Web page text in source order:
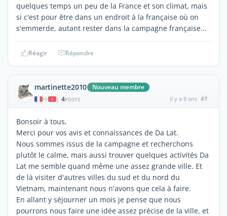
quelques temps un peu de la France et son climat, mais
si c'est pour être dans un endroit à la française où on
s'emmerde, autant rester dans la campagne française...
Réagir Répondre
martinette2010 Nouveau membre
| 4POSTS il y a 8 ans #7
Bonsoir à tous,
Merci pour vos avis et connaissances de Da Lat.
Nous sommes issus de la campagne et recherchons
plutôt le calme, mais aussi trouver quelques activités Da
Lat me semble quand même une assez grande ville. Et
de là visiter d'autres villes du sud et du nord du
Vietnam, maintenant nous n'avons que cela à faire.
En allant y séjourner un mois je pense que nous
pourrons nous faire une idée assez précise de la ville, et